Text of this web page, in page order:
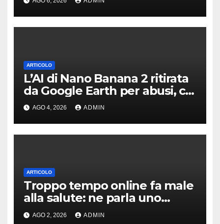
ARTICOLO
L’AI di Nano Banana 2 ritirata
da Google Earth per abusi, chi
l’avrebbe mai detto?
AGO 4, 2026 ADMIN
ARTICOLO
Troppo tempo online fa male
alla salute: ne parla uno
studio tedesco
AGO 2, 2026 ADMIN